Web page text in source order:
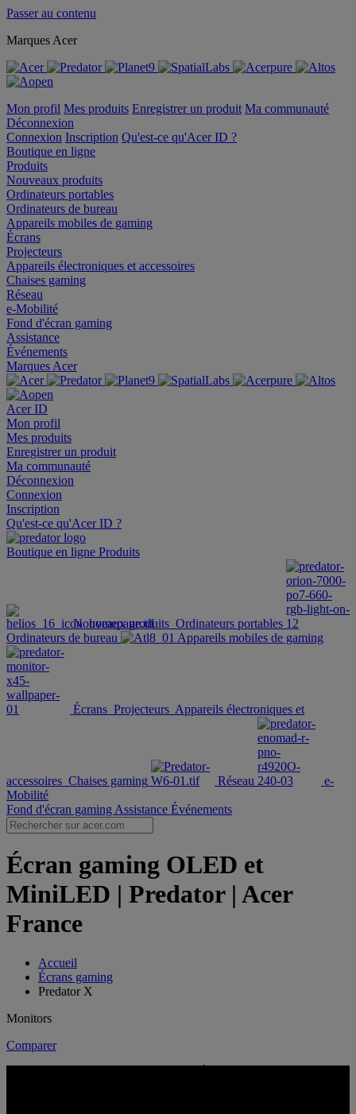
Passer au contenu
Marques Acer
Mon profil Mes produits Enregistrer un produit Ma communauté
Déconnexion
Connexion Inscription Qu'est-ce qu'Acer ID ?
Boutique en ligne
Produits
Nouveaux produits
Ordinateurs portables
Ordinateurs de bureau
Appareils mobiles de gaming
Écrans
Projecteurs
Appareils électroniques et accessoires
Chaises gaming
Réseau
e-Mobilité
Fond d'écran gaming
Assistance
Événements
Marques Acer
Acer ID
Mon profil
Mes produits
Enregistrer un produit
Ma communauté
Déconnexion
Connexion
Inscription
Qu'est-ce qu'Acer ID ?
Boutique en ligne Produits
Nouveaux produits Ordinateurs portables
Ordinateurs de bureau
Appareils mobiles de gaming
Écrans Projecteurs Appareils électroniques et
accessoires Chaises gaming Réseau
e-
Mobilité
Fond d'écran gaming Assistance Événements
Écran gaming OLED et
MiniLED | Predator | Acer
France
Accueil
Écrans gaming
Predator X
Monitors
Comparer